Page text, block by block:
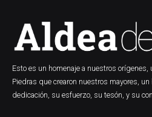
Esto es un homenaje a nuestros orígenes,
Piedras que crearon nuestros mayores, un
dedicación, su esfuerzo, su tesón, y su